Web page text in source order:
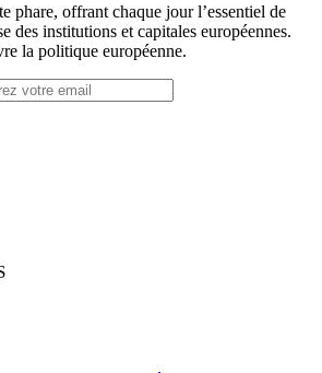
phare, offrant chaque jour l’essentiel de
des institutions et capitales européennes.
la politique européenne.